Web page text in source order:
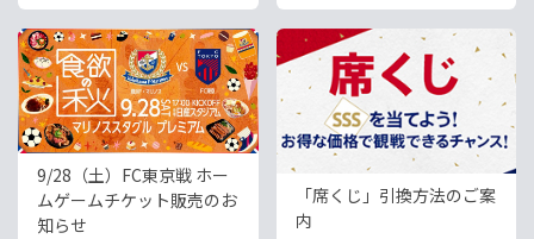
9/28（土）FC東京戦 ホー
ムゲームチケット販売のお
知らせ
「席くじ」引換方法のご案
内